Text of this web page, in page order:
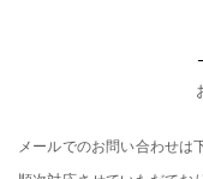
メールでのお問い合わせは